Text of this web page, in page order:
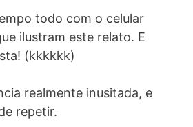
todo com o celular
ilustram este relato. E
(kkkkkk)
realmente inusitada, e
repetir.